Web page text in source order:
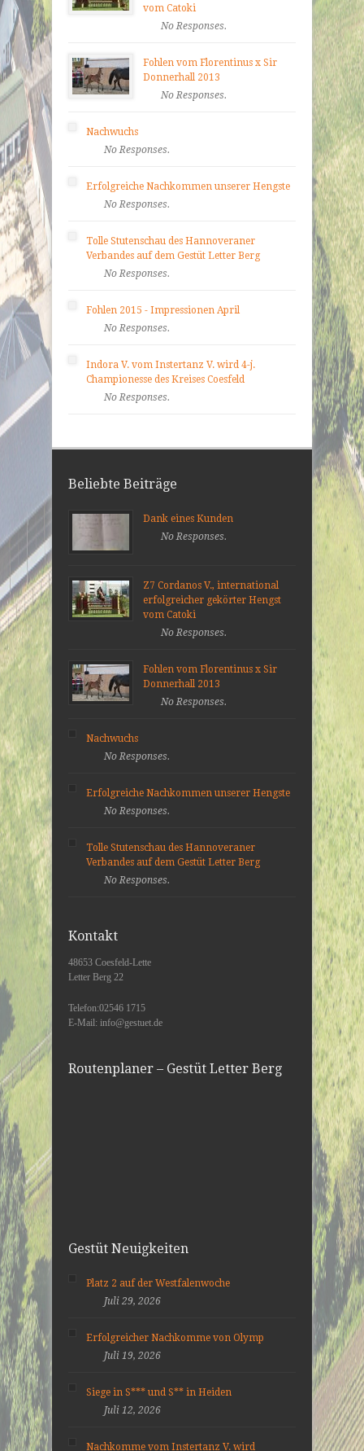
vom Catoki
No Responses.
Fohlen vom Florentinus x Sir
Donnerhall 2013
No Responses.
Nachwuchs
No Responses.
Erfolgreiche Nachkommen unserer Hengste
No Responses.
Tolle Stutenschau des Hannoveraner
Verbandes auf dem Gestüt Letter Berg
No Responses.
Fohlen 2015 - Impressionen April
No Responses.
Indora V. vom Instertanz V. wird 4-j.
Championesse des Kreises Coesfeld
No Responses.
Beliebte Beiträge
Dank eines Kunden
No Responses.
Z7 Cordanos V., international
erfolgreicher gekörter Hengst
vom Catoki
No Responses.
Fohlen vom Florentinus x Sir
Donnerhall 2013
No Responses.
Nachwuchs
No Responses.
Erfolgreiche Nachkommen unserer Hengste
No Responses.
Tolle Stutenschau des Hannoveraner
Verbandes auf dem Gestüt Letter Berg
No Responses.
Kontakt
48653 Coesfeld-Lette
Letter Berg 22
Telefon:02546 1715
E-Mail: info@gestuet.de
Routenplaner – Gestüt Letter Berg
Gestüt Neuigkeiten
Platz 2 auf der Westfalenwoche
Juli 29, 2026
Erfolgreicher Nachkomme von Olymp
Juli 19, 2026
Siege in S*** und S** in Heiden
Juli 12, 2026
Nachkomme vom Instertanz V. wird